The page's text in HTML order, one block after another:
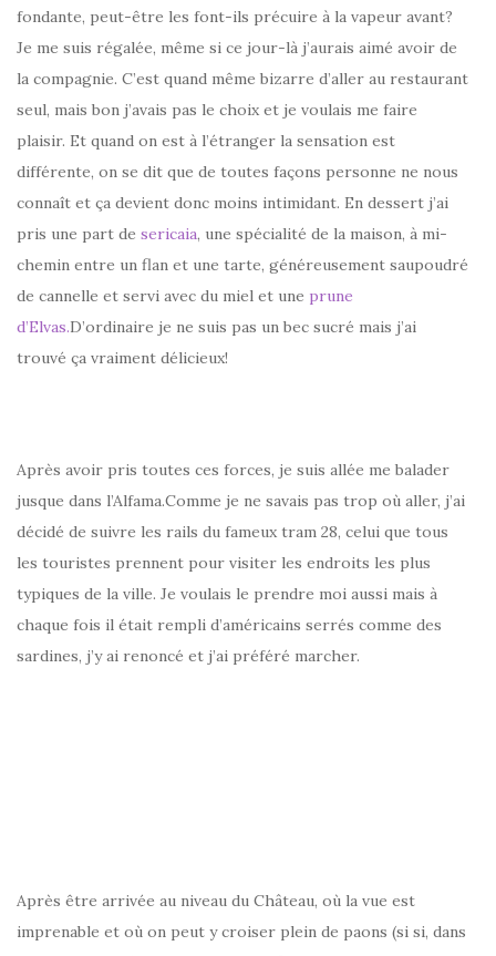
fondante, peut-être les font-ils précuire à la vapeur avant?
Je me suis régalée, même si ce jour-là j’aurais aimé avoir de
la compagnie. C’est quand même bizarre d’aller au restaurant
seul, mais bon j’avais pas le choix et je voulais me faire
plaisir. Et quand on est à l’étranger la sensation est
différente, on se dit que de toutes façons personne ne nous
connaît et ça devient donc moins intimidant. En dessert j’ai
pris une part de sericaia, une spécialité de la maison, à mi-
chemin entre un flan et une tarte, généreusement saupoudré
de cannelle et servi avec du miel et une prune
d’Elvas.D’ordinaire je ne suis pas un bec sucré mais j’ai
trouvé ça vraiment délicieux!
Après avoir pris toutes ces forces, je suis allée me balader
jusque dans l’Alfama.Comme je ne savais pas trop où aller, j’ai
décidé de suivre les rails du fameux tram 28, celui que tous
les touristes prennent pour visiter les endroits les plus
typiques de la ville. Je voulais le prendre moi aussi mais à
chaque fois il était rempli d’américains serrés comme des
sardines, j’y ai renoncé et j’ai préféré marcher.
Après être arrivée au niveau du Château, où la vue est
imprenable et où on peut y croiser plein de paons (si si, dans